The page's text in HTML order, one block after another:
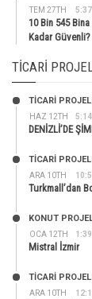
TEM 27TH 5:37
10 Bin 545 Bina
Kadar Güvenli?
TICARI
HAZ 12TH 5:14
TİCARİ
DENİZLİ’DE
ARA 10TH
TİCARİ
Turkmall’dan
OCA 12TH
KONUT
Mistral İzmir
ARA 10TH
TİCARİ